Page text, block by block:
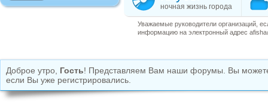
ночная жизнь города
Уважаемые руководители организаций,
информацию на электронный адрес
Доброе утро, Гость! Представляем Вам наши форумы. Вы
если Вы уже регистрировались.